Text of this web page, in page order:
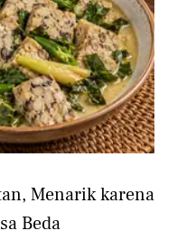
Menarik karena
Beda